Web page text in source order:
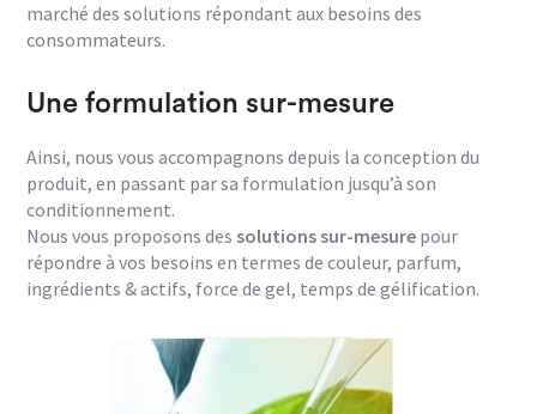
marché des solutions répondant aux besoins des
consommateurs.
Une formulation sur-mesure
Ainsi, nous vous accompagnons depuis la conception du
produit, en passant par sa formulation jusqu’à son
conditionnement.
Nous vous proposons des solutions sur-mesure pour
répondre à vos besoins en termes de couleur, parfum,
ingrédients & actifs, force de gel, temps de gélification.